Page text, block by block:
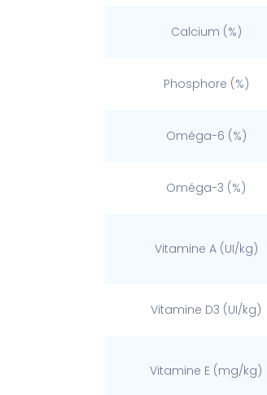
Calcium (%)
Phosphore (%)
Oméga-6 (%)
Oméga-3 (%)
Vitamine A (UI/kg)
Vitamine D3 (UI/kg)
Vitamine E (mg/kg)